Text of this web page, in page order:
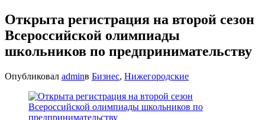
Открыта регистрация на второй сезон
Всероссийской олимпиады
школьников по предпринимательству
Опубликовал adminв Бизнес, Нижегородские